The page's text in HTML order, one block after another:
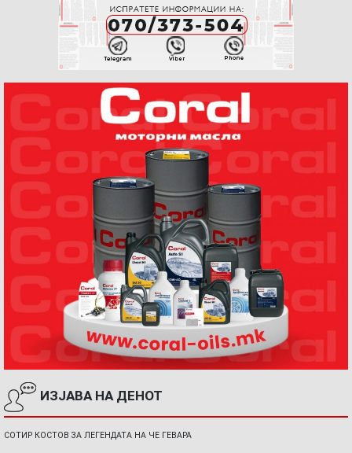
ИЗЈАВА НА ДЕНОТ
СОТИР КОСТОВ ЗА ЛЕГЕНДАТА НА ЧЕ ГЕВАРА